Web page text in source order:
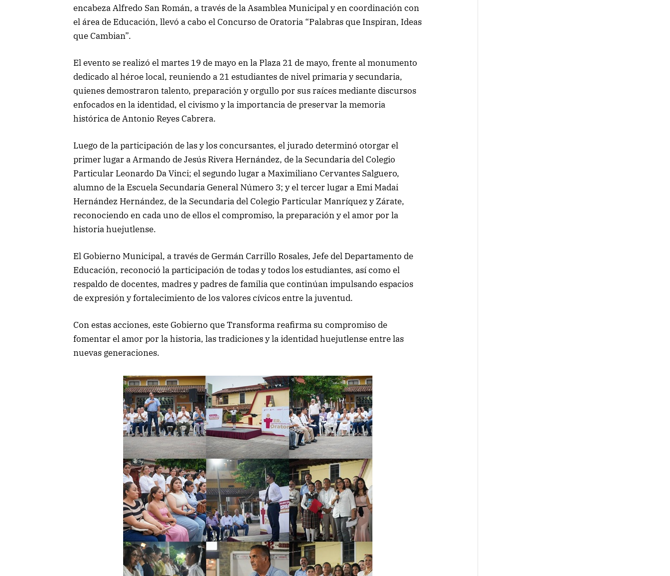
encabeza Alfredo San Román, a través de la Asamblea Municipal y en coordinación con
el área de Educación, llevó a cabo el Concurso de Oratoria “Palabras que Inspiran, Ideas
que Cambian”.
El evento se realizó el martes 19 de mayo en la Plaza 21 de mayo, frente al monumento
dedicado al héroe local, reuniendo a 21 estudiantes de nivel primaria y secundaria,
quienes demostraron talento, preparación y orgullo por sus raíces mediante discursos
enfocados en la identidad, el civismo y la importancia de preservar la memoria
histórica de Antonio Reyes Cabrera.
Luego de la participación de las y los concursantes, el jurado determinó otorgar el
primer lugar a Armando de Jesús Rivera Hernández, de la Secundaria del Colegio
Particular Leonardo Da Vinci; el segundo lugar a Maximiliano Cervantes Salguero,
alumno de la Escuela Secundaria General Número 3; y el tercer lugar a Emi Madai
Hernández Hernández, de la Secundaria del Colegio Particular Manríquez y Zárate,
reconociendo en cada uno de ellos el compromiso, la preparación y el amor por la
historia huejutlense.
El Gobierno Municipal, a través de Germán Carrillo Rosales, Jefe del Departamento de
Educación, reconoció la participación de todas y todos los estudiantes, así como el
respaldo de docentes, madres y padres de familia que continúan impulsando espacios
de expresión y fortalecimiento de los valores cívicos entre la juventud.
Con estas acciones, este Gobierno que Transforma reafirma su compromiso de
fomentar el amor por la historia, las tradiciones y la identidad huejutlense entre las
nuevas generaciones.